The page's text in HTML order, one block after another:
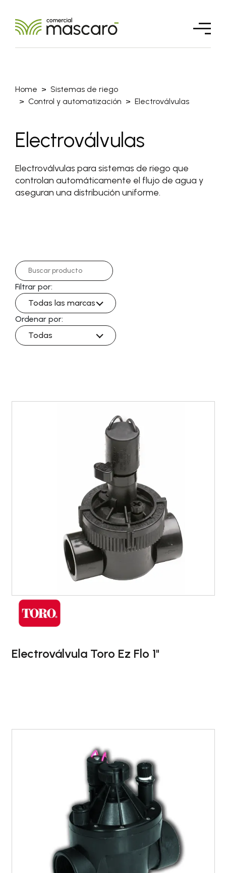
Home
Sistemas de riego
Control y automatización
Electroválvulas
Electroválvulas
Electroválvulas para sistemas de riego que
controlan automáticamente el flujo de agua y
aseguran una distribución uniforme.
Filtrar por:
Todas las marcas
Ordenar por:
Todas
Electroválvula Toro Ez Flo 1"